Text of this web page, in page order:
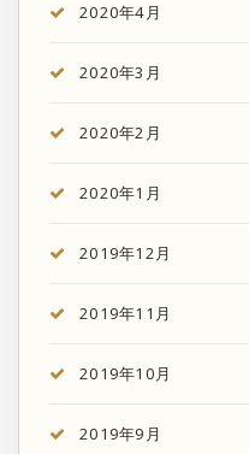
2020年4月
2020年3月
2020年2月
2020年1月
2019年12月
2019年11月
2019年10月
2019年9月